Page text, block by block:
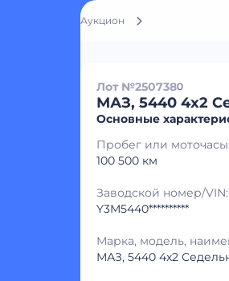
Аукцион
Лот №2507380
МАЗ, 5440 4x2
Основные
Пробег или моточасы:
100 500 км
Заводской номер/VIN:
Y3M5440**********
Марка, модель,
МАЗ, 5440 4x2